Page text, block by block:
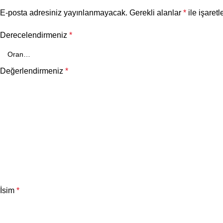
E-posta adresiniz yayınlanmayacak. Gerekli alanlar * ile
Derecelendirmeniz *
Değerlendirmeniz *
İsim *